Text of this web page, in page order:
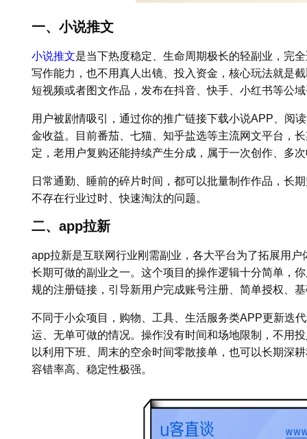
一、小说推文
小说推文是当下热度稳定、生命周期极长的轻副业，完
写作能力，也不用真人出镜、投入资金，核心玩法就是
短视频或者图文作品，发布在抖音、快手、小红书等公
用户被剧情吸引，通过你的推广链接下载小说APP、阅
金收益。目前番茄、七猫、知乎盐选等主流网文平台，
定，老用户复购还能持续产生分成，属于一次创作、多
日常通勤、睡前的碎片时间，都可以批量制作作品，长
不存在行业过时、快速淘汰的问题。
二、app拉新
app拉新是互联网行业刚需副业，各大平台为了拓展用
长期可做的副业之一。这个项目的操作逻辑十分简单，
规的注册链接，引导新用户完成账号注册、简单授权、
不同于小众项目，购物、工具、生活服务类APP更新迭
运、无单可做的情况。操作没有时间和场地限制，不用
以利用下班、周末的空余时间零散接单，也可以长期深
容错率高、稳定性极强。